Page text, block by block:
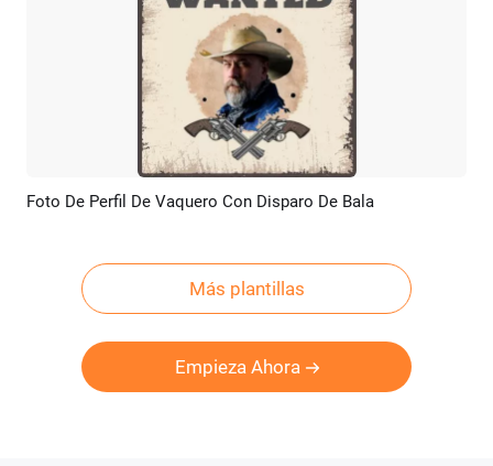
Previsualizar Crear IA
Foto De Perfil De Vaquero Con Disparo De Bala
Más plantillas
Empieza Ahora